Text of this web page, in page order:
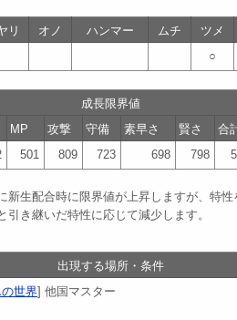
リ オノ ハンマー ムチ ツメ
○
成長限界値
MP 攻撃 守備 素早さ 賢さ
合
501 809 723 698 798
新生配合時に限界値が上昇しますが、特性
引き継いだ特性に応じて減少します。
出現する場所・条件
世界] 他国マスター